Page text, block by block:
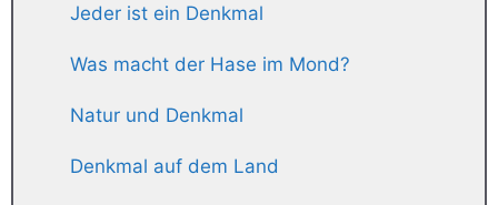
Jeder ist ein Denkmal
Was macht der Hase im Mond?
Natur und Denkmal
Denkmal auf dem Land